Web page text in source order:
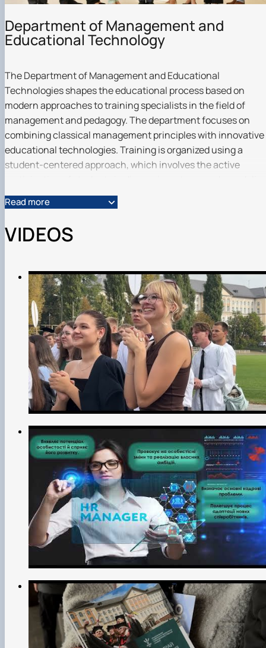
Department of Management and
Educational Technology
The Department of Management and Educational
Technologies shapes the educational process based on
modern approaches to training specialists in the field of
management and pedagogy. The department focuses on
combining classical management principles with innovative
educational technologies. Training is organized using a
student-centered approach, which involves the active
management situations, and utilizing digital educational
platforms. The department's teachers combine lectures and
practical classes with interactive forms aimed at developing
analytical thinking, the ability to make management
educational process. Particular attention is paid to students'
independent work, their research activities, and individual
scientific support.
Read more
VIDEOS